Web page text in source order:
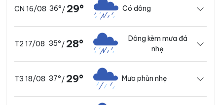
CN 16/08 36°/ 29° Có dông
T2 17/08 35°/ 28°
Dông kèm mưa đá
nhẹ
T3 18/08 37°/ 29° Mưa phùn nhẹ